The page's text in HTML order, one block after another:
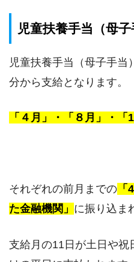
児童扶養手当（母
児童扶養手当（母子手当
分から支給となります。
「４月」・「８月」・「
それぞれの前月までの
た金融機関」 に振り込ま
支給月の11日が土日や祝